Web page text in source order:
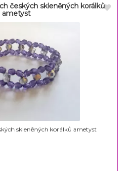
českých skleněných korálků
ametyst
skleněných korálků ametyst